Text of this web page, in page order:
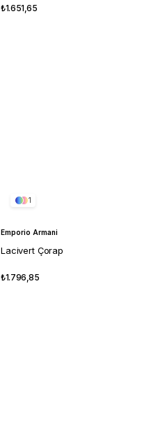
₺1.651,65
1
Emporio Armani
Lacivert Çorap
₺1.796,85